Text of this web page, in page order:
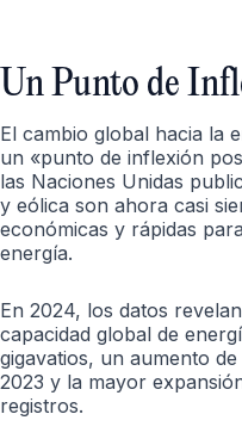
Un Punto de
El cambio global hacia la
un «punto de inflexión
las Naciones Unidas
y eólica son ahora casi
económicas y rápidas
energía.
En 2024, los datos
capacidad global de
gigavatios, un aumento
2023 y la mayor
registros.